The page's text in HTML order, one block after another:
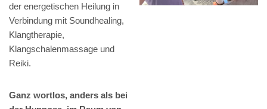
der energetischen Heilung in
Verbindung mit Soundhealing,
Klangtherapie,
Klangschalenmassage und
Reiki.
Ganz wortlos, anders als bei